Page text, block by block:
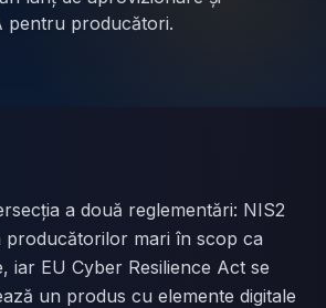
pentru producători.
a două reglementări: NIS2
producătorilor mari în scop ca
iar EU Cyber Resilience Act se
un produs cu elemente digitale